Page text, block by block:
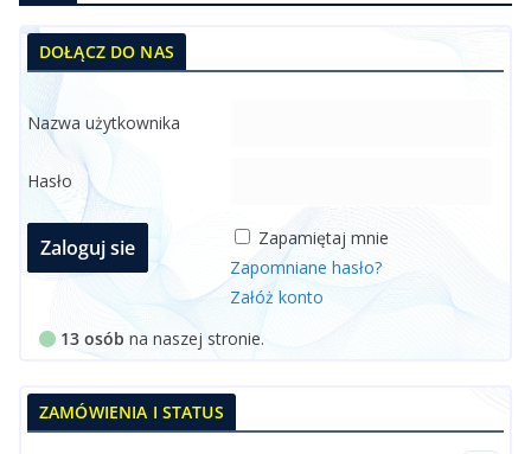
DOŁĄCZ DO NAS
Nazwa użytkownika
Hasło
Zapamiętaj mnie
Zapomniane hasło?
Załóż konto
13 osób na naszej stronie.
ZAMÓWIENIA I STATUS